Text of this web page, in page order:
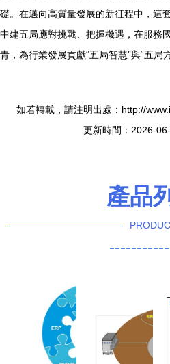
礎。在邁向高質量發展的新征程中，這
中建五局應對挑戰、把握機遇，在服務
青，為行業發展貢獻“五局智慧”與“五局方
如若轉載，請注明出處：http://
更新時間：2026-
產品